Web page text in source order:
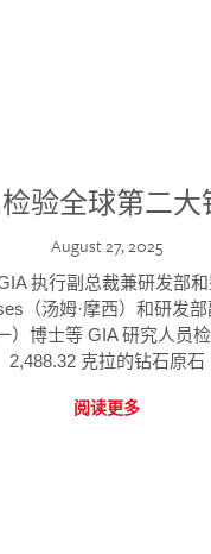
检验全球第二大
August 27, 2025
执行副总裁兼研发部
（汤姆·摩西）和研发
）博士等 GIA 研究人员
2,488.32 克拉的钻石原石
阅读更多